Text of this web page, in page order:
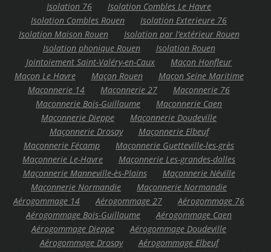
Isolation 76
Isolation Combles Le Havre
Isolation Combles Rouen
Isolation Exterieure 76
Isolation Maison Rouen
Isolation par l’extérieur Rouen
Isolation phonique Rouen
Isolation Rouen
Jointoiement Saint-Valéry-en-Caux
Maçon Honfleur
Maçon Le Havre
Maçon Rouen
Maçon Seine Maritime
Maçonnerie 14
Maçonnerie 27
Maçonnerie 76
Maçonnerie Bois-Guillaume
Maçonnerie Caen
Maçonnerie Dieppe
Maçonnerie Doudeville
Maçonnerie Drosay
Maçonnerie Elbeuf
Maçonnerie Fécamp
Maçonnerie Guetteville-les-grès
Maçonnerie Le-Havre
Maçonnerie Les-grandes-dalles
Maçonnerie Manneville-ès-Plains
Maçonnerie Néville
Maçonnerie Normandie
Maçonnerie Normandie
Aérogommage 14
Aérogommage 27
Aérogommage 76
Aérogommage Bois-Guillaume
Aérogommage Caen
Aérogommage Dieppe
Aérogommage Doudeville
Aérogommage Drosay
Aérogommage Elbeuf